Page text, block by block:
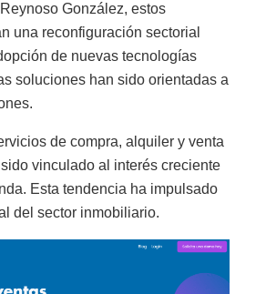
González, estos
una reconfiguración sectorial
de nuevas tecnologías
soluciones han sido orientadas a
de compra, alquiler y venta
vinculado al interés creciente
Esta tendencia ha impulsado
del sector inmobiliario.